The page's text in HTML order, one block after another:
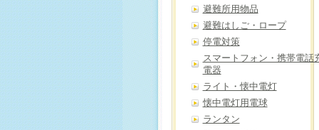
避難所用物品
避難はしご・ロープ
停電対策
スマートフォン・携帯電話
電器
ライト・懐中電灯
懐中電灯用電球
ランタン